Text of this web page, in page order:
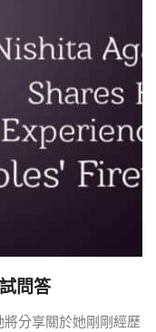
問答
分享關於她剛剛經歷